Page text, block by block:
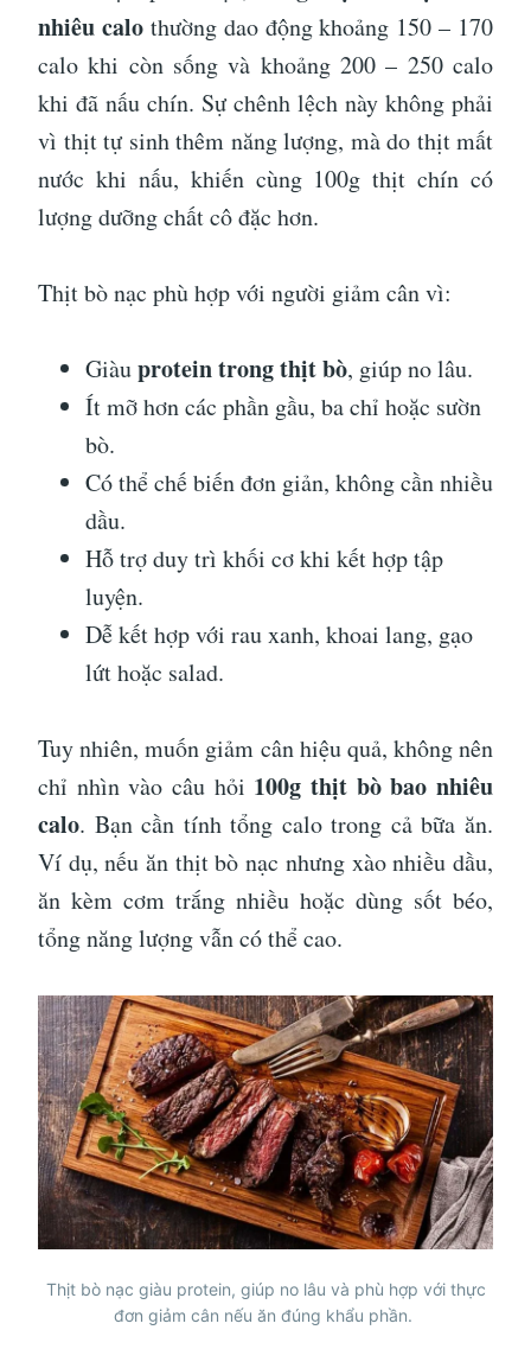
nhiêu calothường dao động khoảng 150 – 170
calo khi còn sống và khoảng 200 – 250 calo
khi đã nấu chín. Sự chênh lệch này không phải
vì thịt tự sinh thêm năng lượng, mà do thịt mất
nước khi nấu, khiến cùng 100g thịt chín có
lượng dưỡng chất cô đặc hơn.
Thịt bò nạc phù hợp với người giảm cân vì:
Giàuprotein trong thịt bò, giúp no lâu.
Ít mỡ hơn các phần gầu, ba chỉ hoặc sườn
bò.
Có thể chế biến đơn giản, không cần nhiều
dầu.
Hỗ trợ duy trì khối cơ khi kết hợp tập
luyện.
Dễ kết hợp với rau xanh, khoai lang, gạo
lứt hoặc salad.
Tuy nhiên, muốn giảm cân hiệu quả, không nên
chỉ nhìn vào câu hỏi 100g thịt bò bao nhiêu
calo. Bạn cần tính tổng calo trong cả bữa ăn.
Ví dụ, nếu ăn thịt bò nạc nhưng xào nhiều dầu,
ăn kèm cơm trắng nhiều hoặc dùng sốt béo,
tổng năng lượng vẫn có thể cao.
Thịt bò nạc giàu protein, giúp no lâu và phù hợp với thực
đơn giảm cân nếu ăn đúng khẩu phần.